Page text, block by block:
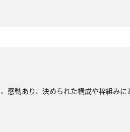
動あり、決められた構成や枠組みに